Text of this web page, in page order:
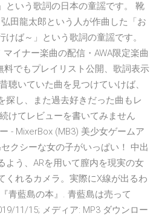
という歌詞の日本の童謡です。 靴
田龍太郎という人が作曲した「お
ば～」という歌詞の童謡です。
イナー楽曲の配信・AWA限定楽曲
料でもプレイリスト公開、歌詞表示
聴いていた曲を見つけていけば、
探し、また過去好きだった曲もレ
けてレビューを書いてみません
- MixerBox (MB3) 美少女ゲームア
クシーな女の子がいっぱい！ 中出
よう、ARを用いて膣内を現実の女
くれるカメラ。実際にX線が出るわ
青藍島の本』. 青藍島は売って
11/15; メディア: MP3 ダウンロー